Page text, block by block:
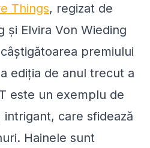
Things, regizat de
și Elvira Von Wieding
premiului
ediția de anul trecut a
este un exemplu de
care sfidează
Hainele sunt